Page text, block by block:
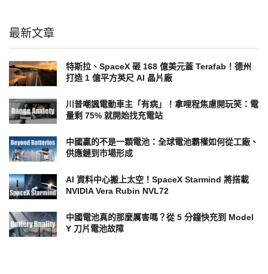
最新文章
特斯拉、SpaceX 砸 168 億美元蓋 Terafab！德州
打造 1 億平方英尺 AI 晶片廠
川普嘲諷電動車主「有病」！拿哩程焦慮開玩笑：電
量剩 75% 就開始找充電站
中國贏的不是一顆電池：全球電池霸權如何從工廠、
供應鏈到市場形成
AI 資料中心搬上太空！SpaceX Starmind 將搭載
NVIDIA Vera Rubin NVL72
中國電池真的那麼厲害嗎？從 5 分鐘快充到 Model
Y 刀片電池故障